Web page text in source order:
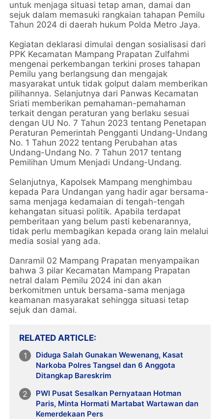
untuk menjaga situasi tetap aman, damai dan
sejuk dalam memasuki rangkaian tahapan Pemilu
Tahun 2024 di daerah hukum Polda Metro Jaya.
Kegiatan deklarasi dimulai dengan sosialisasi dari
PPK Kecamatan Mampang Prapatan Zulfahmi
mengenai perkembangan terkini proses tahapan
Pemilu yang berlangsung dan mengajak
masyarakat untuk tidak golput dalam memberikan
pilihannya. Selanjutnya dari Panwas Kecamatan
Sriati memberikan pemahaman-pemahaman
terkait dengan peraturan yang berlaku sesuai
dengan UU No. 7 Tahun 2023 tentang Penetapan
Peraturan Pemerintah Pengganti Undang-Undang
No. 1 Tahun 2022 tentang Perubahan atas
Undang-Undang No. 7 Tahun 2017 tentang
Pemilihan Umum Menjadi Undang-Undang.
Selanjutnya, Kapolsek Mampang menghimbau
kepada Para Undangan yang hadir agar bersama-
sama menjaga kedamaian di tengah-tengah
kehangatan situasi politik. Apabila terdapat
pemberitaan yang belum pasti kebenarannya,
tidak perlu membagikan kepada orang lain melalui
media sosial yang ada.
Danramil 02 Mampang Prapatan menyampaikan
bahwa 3 pilar Kecamatan Mampang Prapatan
netral dalam Pemilu 2024 ini dan akan
berkomitmen untuk bersama-sama menjaga
keamanan masyarakat sehingga situasi tetap
sejuk dan damai.
RELATED ARTICLE
Diduga Salah Gunakan Wewenang, Kasat
Narkoba Polres Tangsel dan 6 Anggota
Ditangkap Bareskrim
PWI Pusat Sesalkan Pernyataan Hotman
Paris, Minta Hormati Martabat Wartawan dan
Kemerdekaan Pers